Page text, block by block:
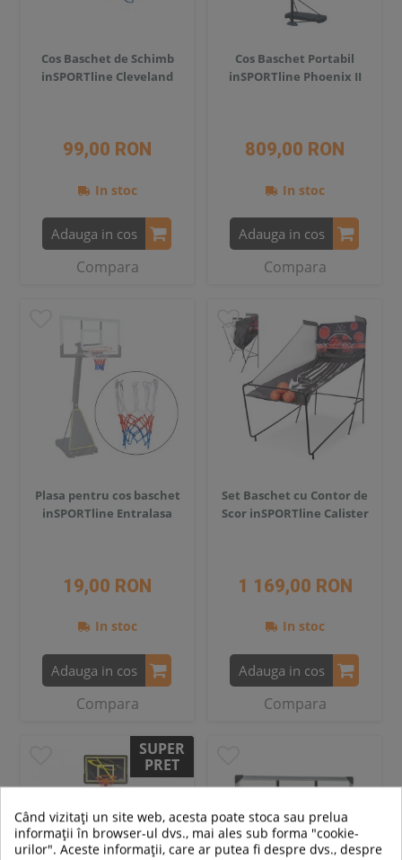
Cos Baschet de Schimb
inSPORTline Cleveland
99,00 RON
In stoc
Adauga in cos
Compara
Cos Baschet Portabil
inSPORTline Phoenix II
809,00 RON
In stoc
Adauga in cos
Compara
Plasa pentru cos baschet
inSPORTline Entralasa
19,00 RON
In stoc
Adauga in cos
Compara
Set Baschet cu Contor de
Scor inSPORTline Calister
1 169,00 RON
In stoc
Adauga in cos
Compara
SUPER
PRET
-21%
Când vizitați un site web, acesta poate stoca sau prelua
informații în browser-ul dvs., mai ales sub forma "cookie-
urilor". Aceste informații, care ar putea fi despre dvs., despre